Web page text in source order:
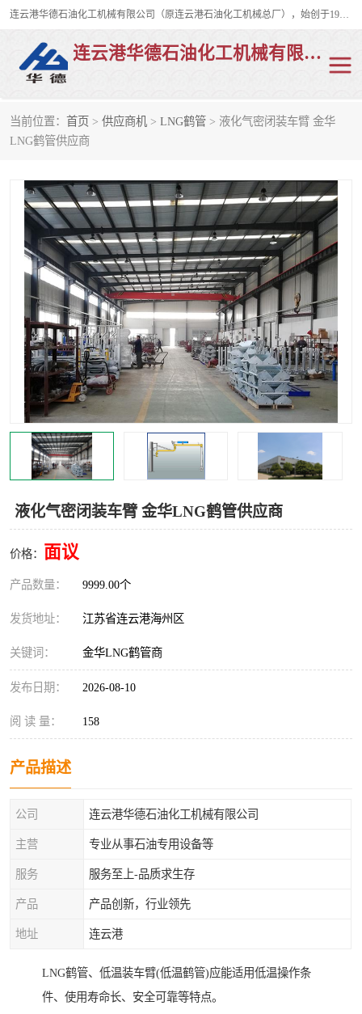
连云港华德石油化工机械有限公司（原连云港石油化工机械总厂），始创于1982年，是从事码头船用流体装卸臂、陆用流体装卸臂（鹤管）、活动梯、钢构平台、定量装车系统等全系列流体装卸设备的设计、制造、销售以及服务的专业供应商。
连云港华德石油化工机械有限公司
当前位置： 首页 > 供应商机 > LNG鹤管 > 液化气密闭装车臂 金华
LNG鹤管供应商
液化气密闭装车臂 金华LNG鹤管供应商
价格： 面议
产品数量： 9999.00个
发货地址： 江苏省连云港海州区
关键词： 金华LNG鹤管商
发布日期： 2026-08-10
阅 读 量： 158
产品描述
公司 连云港华德石油化工机械有限公司
主营 专业从事石油专用设备等
服务 服务至上-品质求生存
产品 产品创新，行业领先
地址 连云港
LNG鹤管、低温装车臂(低温鹤管)应能适用低温操作条
件、使用寿命长、安全可靠等特点。
陆用流体装卸臂
液氨鹤管 液氯鹤管
LNG鹤管 活动梯
平台栈桥 卸车鹤管
装车鹤管 输油臂
紧急脱离干式接头 火车鹤管
汽车鹤管 顶部鹤管
底部鹤管 低温鹤管
浮动出油装置 鹤管